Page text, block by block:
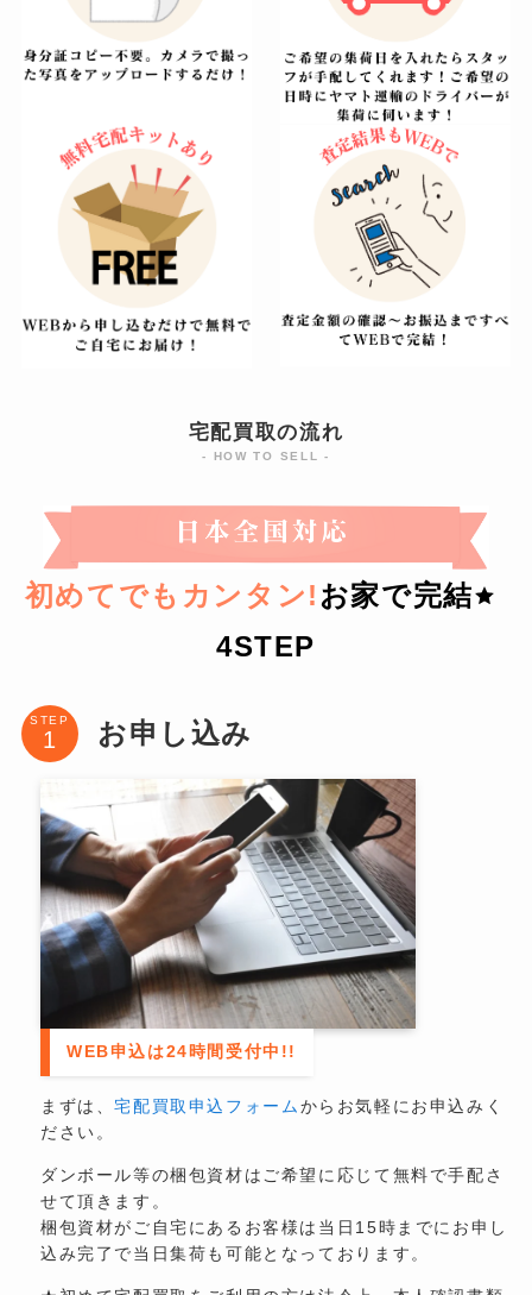
宅配買取の流れ
- HOW TO SELL -
初めてでもカンタン! お家で完結
4STEP
STEP お申し込み
WEB申込は24時間受付中!!
まずは、宅配買取申込フォームからお気軽にお申込みく
ださい。
ダンボール等の梱包資材はご希望に応じて無料で手配さ
せて頂きます。
梱包資材がご自宅にあるお客様は当日15時までにお申し
込み完了で当日集荷も可能となっております。